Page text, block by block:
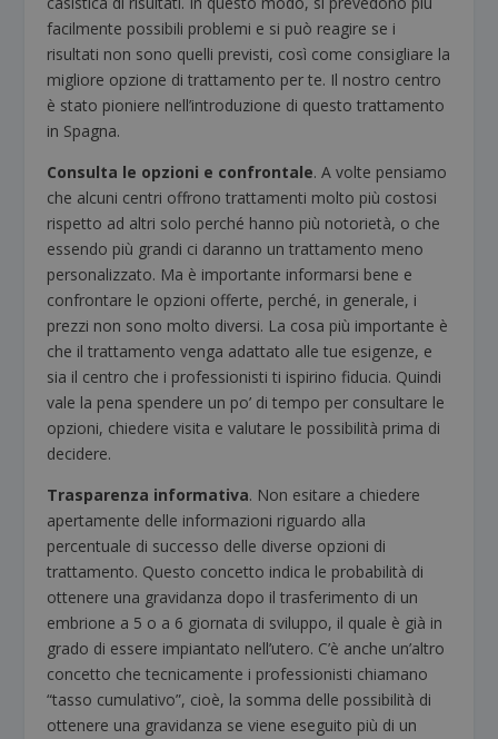
facilmente possibili problemi e si può reagire se i
risultati non sono quelli previsti, così come consigliare la
migliore opzione di trattamento per te. Il nostro centro
è stato pioniere nell’introduzione di questo trattamento
in Spagna.
Consulta le opzioni e confrontale. A volte pensiamo
che alcuni centri offrono trattamenti molto più costosi
rispetto ad altri solo perché hanno più notorietà, o che
essendo più grandi ci daranno un trattamento meno
personalizzato. Ma è importante informarsi bene e
confrontare le opzioni offerte, perché, in generale, i
prezzi non sono molto diversi. La cosa più importante è
che il trattamento venga adattato alle tue esigenze, e
sia il centro che i professionisti ti ispirino fiducia. Quindi
vale la pena spendere un po’ di tempo per consultare le
opzioni, chiedere visita e valutare le possibilità prima di
decidere.
Trasparenza informativa. Non esitare a chiedere
apertamente delle informazioni riguardo alla
percentuale di successo delle diverse opzioni di
trattamento. Questo concetto indica le probabilità di
ottenere una gravidanza dopo il trasferimento di un
embrione a 5 o a 6 giornata di sviluppo, il quale è già in
grado di essere impiantato nell’utero. C’è anche un’altro
concetto che tecnicamente i professionisti chiamano
“tasso cumulativo”, cioè, la somma delle possibilità di
ottenere una gravidanza se viene eseguito più di un